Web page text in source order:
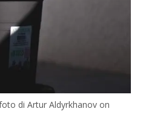
di Artur Aldyrkhanov on